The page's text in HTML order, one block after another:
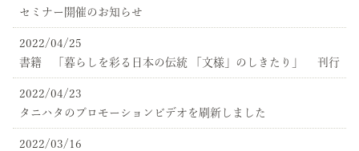
セミナー開催のお知らせ
2022/04/25
書籍 「暮らしを彩る日本の伝統 「文様」のしきたり」 刊行
2022/04/23
タニハタのプロモーションビデオを刷新しました
2022/03/16